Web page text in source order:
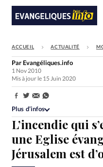
Faire un don
Société
Monde
Bible
Toute l'actualité
ACCUEIL ACTUALITÉ
L’incendie qui
une Eglise
Jérusalem est
Par Evangéliques.info
1 Nov 2010
Mis à jour le 15 Juin 2020
Partager:
Plus d’infos